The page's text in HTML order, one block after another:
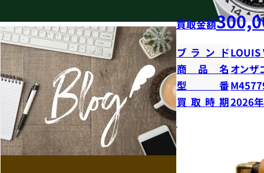
買取金額
ブランドLOUIS
商品名 オンザ
型番
買取時期2026